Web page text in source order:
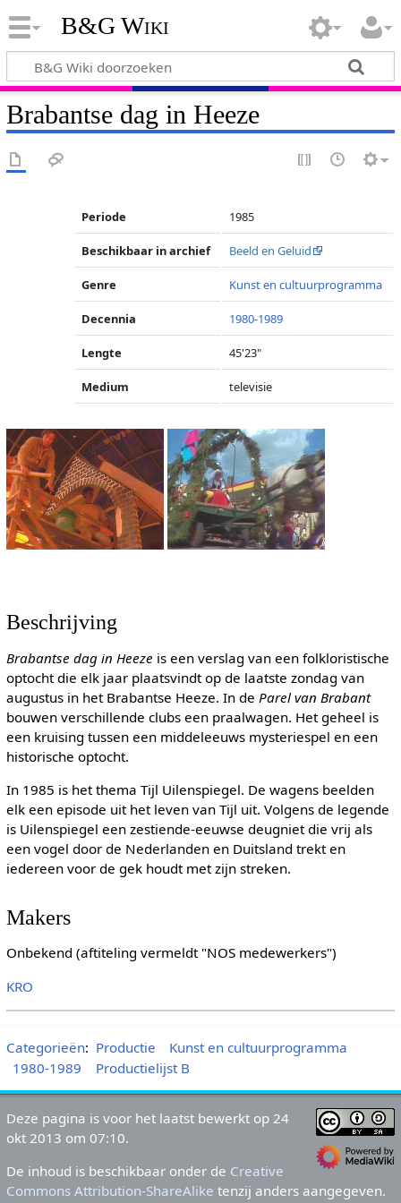
B&G Wiki
Brabantse dag in Heeze
Periode 1985
Beschikbaar in archief Beeld en Geluid
Genre Kunst en cultuurprogramma
Decennia 1980-1989
Lengte 45'23"
Medium televisie
Beschrijving
Brabantse dag in Heeze is een verslag van een folkloristische
optocht die elk jaar plaatsvindt op de laatste zondag van
augustus in het Brabantse Heeze. In de Parel van Brabant
bouwen verschillende clubs een praalwagen. Het geheel is
een kruising tussen een middeleeuws mysteriespel en een
historische optocht.
In 1985 is het thema Tijl Uilenspiegel. De wagens beelden
elk een episode uit het leven van Tijl uit. Volgens de legende
is Uilenspiegel een zestiende-eeuwse deugniet die vrij als
een vogel door de Nederlanden en Duitsland trekt en
iedereen voor de gek houdt met zijn streken.
Makers
Onbekend (aftiteling vermeldt "NOS medewerkers")
KRO
Categorieën: Productie
Kunst en cultuurprogramma
1980-1989
Productielijst B
Deze pagina is voor het laatst bewerkt op 24
okt 2013 om 07:10.
De inhoud is beschikbaar onder de Creative
Commons Attribution-ShareAlike tenzij anders aangegeven.